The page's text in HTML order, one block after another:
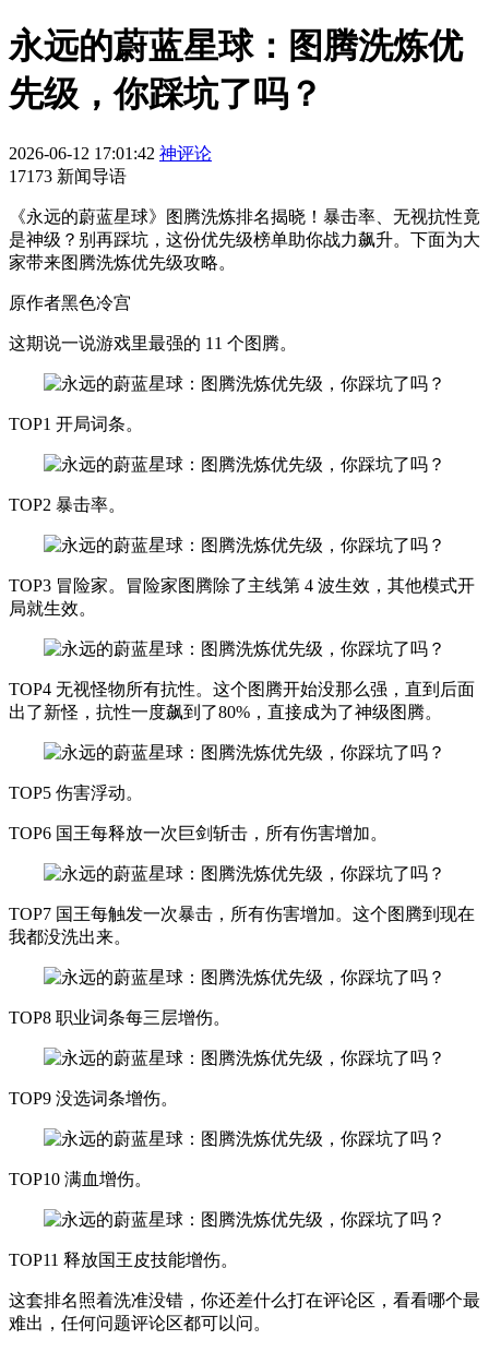
永远的蔚蓝星球：图腾洗炼优
先级，你踩坑了吗？
2026-06-12 17:01:42 神评论
17173 新闻导语
《永远的蔚蓝星球》图腾洗炼排名揭晓！暴击率、无视抗性竟
是神级？别再踩坑，这份优先级榜单助你战力飙升。下面为大
家带来图腾洗炼优先级攻略。
原作者黑色冷宫
这期说一说游戏里最强的 11 个图腾。
TOP1 开局词条。
TOP2 暴击率。
TOP3 冒险家。冒险家图腾除了主线第 4 波生效，其他模式开
局就生效。
TOP4 无视怪物所有抗性。这个图腾开始没那么强，直到后面
出了新怪，抗性一度飙到了80%，直接成为了神级图腾。
TOP5 伤害浮动。
TOP6 国王每释放一次巨剑斩击，所有伤害增加。
TOP7 国王每触发一次暴击，所有伤害增加。这个图腾到现在
我都没洗出来。
TOP8 职业词条每三层增伤。
TOP9 没选词条增伤。
TOP10 满血增伤。
TOP11 释放国王皮技能增伤。
这套排名照着洗准没错，你还差什么打在评论区，看看哪个最
难出，任何问题评论区都可以问。